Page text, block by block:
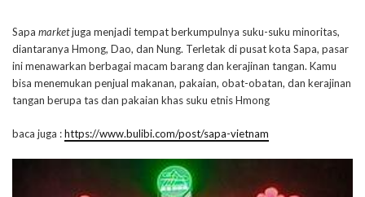
Sapa marketjuga menjadi tempat berkumpulnya suku-suku minoritas,
diantaranya Hmong, Dao, dan Nung. Terletak di pusat kota Sapa, pasar
ini menawarkan berbagai macam barang dan kerajinan tangan. Kamu
bisa menemukan penjual makanan, pakaian, obat-obatan, dan kerajinan
tangan berupa tas dan pakaian khas suku etnis Hmong
baca juga :https://www.bulibi.com/post/sapa-vietnam